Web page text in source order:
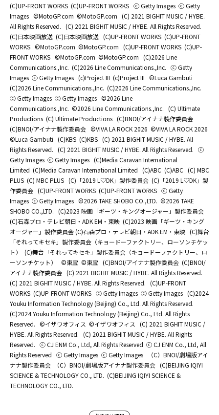
(C)UP-FRONT WORKS (C)UP-FRONT WORKS ⓒ Getty Images ⓒ Getty
Images ©MotoGP.com ©MotoGP.com (C) 2021 BIGHIT MUSIC / HYBE.
All Rights Reserved. (C) 2021 BIGHIT MUSIC / HYBE. All Rights Reserved.
(C)日本映画放送 (C)日本映画放送 (C)UP-FRONT WORKS (C)UP-FRONT
WORKS ©MotoGP.com ©MotoGP.com (C)UP-FRONT WORKS (C)UP-
FRONT WORKS ©MotoGP.com ©MotoGP.com (C)2026 Line
Communications.,Inc. (C)2026 Line Communications.,Inc. ⓒ Getty
Images ⓒ Getty Images (c)Project III (c)Project III ©Luca Gambuti
(C)2026 Line Communications.,Inc. (C)2026 Line Communications.,Inc.
ⓒ Getty Images ⓒ Getty Images ©2026 Line
Communications.,Inc. ©2026 Line Communications.,Inc. (C) Ultimate
Productions (C) Ultimate Productions (C)BNOI/アイナナ製作委員会
(C)BNOI/アイナナ製作委員会 ©️VIVA LA ROCK 2026 ©️VIVA LA ROCK 2026
©Luca Gambuti (C)KBS (C)KBS (C) 2021 BIGHIT MUSIC / HYBE. All
Rights Reserved. (C) 2021 BIGHIT MUSIC / HYBE. All Rights Reserved. ⓒ
Getty Images ⓒ Getty Images (C)Media Caravan International
Limited (C)Media Caravan International Limited (C)ABC (C)ABC (C) MBC
PLUS (C) MBC PLUS (C)「2019 L♡DK」製作委員会 (C)「2019 L♡DK」製
作委員会 (C)UP-FRONT WORKS (C)UP-FRONT WORKS ⓒ Getty
Images ⓒ Getty Images ©2026 TAKE SHOBO CO.,LTD. ©2026 TAKE
SHOBO CO.,LTD. (C)2023 映画「ギーツ・キングオージャー」製作委員会
(C)石森プロ・テレビ朝日・ADK EM・東映 (C)2023 映画「ギーツ・キング
オージャー」製作委員会 (C)石森プロ・テレビ朝日・ADK EM・東映 (C)舞台
「それってキセキ」製作委員会（キョードーファクトリー、ローソンチケッ
ト）
(C)舞台「それってキセキ」製作委員会（キョードーファクトリー、ロ
ーソンチケット）
©東宝 ©東宝 (C)BNOI/アイナナ製作委員会 (C)BNOI/
アイナナ製作委員会 (C) 2021 BIGHIT MUSIC / HYBE. All Rights Reserved.
(C) 2021 BIGHIT MUSIC / HYBE. All Rights Reserved. (C)UP-FRONT
WORKS (C)UP-FRONT WORKS ⓒ Getty Images ⓒ Getty Images (C)2024
Youku Information Technology (Beijing) Co., Ltd. All Rights Reserved.
(C)2024 Youku Information Technology (Beijing) Co., Ltd. All Rights
Reserved. ©イザワオフィス ©イザワオフィス
(C) 2021 BIGHIT MUSIC /
HYBE. All Rights Reserved. (C) 2021 BIGHIT MUSIC / HYBE. All Rights
Reserved. ⓒ CJ ENM Co., Ltd, All Rights Reserved ⓒ CJ ENM Co., Ltd, All
Rights Reserved ⓒ Getty Images ⓒ Getty Images
（C）BNOI/劇場版アイ
ナナ製作委員会
（C）BNOI/劇場版アイナナ製作委員会 (C)BEIJING IQIYI
SCIENCE & TECHNOLOGY CO., LTD. (C)BEIJING IQIYI SCIENCE &
TECHNOLOGY CO., LTD.